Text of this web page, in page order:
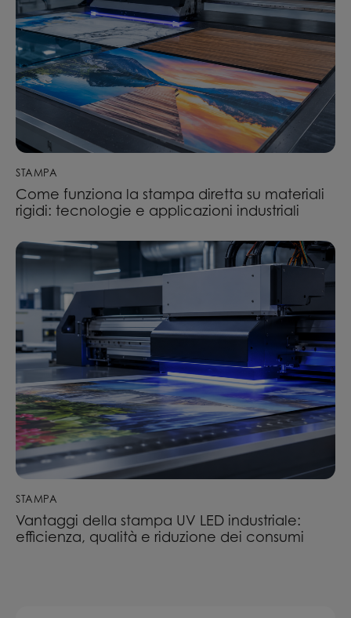
STAMPA
Come funziona la stampa diretta su materiali
rigidi: tecnologie e applicazioni industriali
STAMPA
Vantaggi della stampa UV LED industriale:
efficienza, qualità e riduzione dei consumi